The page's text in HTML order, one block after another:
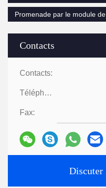
Contacts
Contacts:
Téléphone:
Fax:
Discuter
Promenade par le module